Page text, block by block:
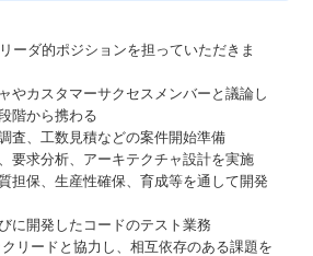
ーダ的ポジションを担っていただきま
やカスタマーサクセスメンバーと議論し
階から携わる
査、工数見積などの案件開始準備
要求分析、アーキテクチャ設計を実施
担保、生産性確保、育成等を通して開発
に開発したコードのテスト業務
リードと協力し、相互依存のある課題を